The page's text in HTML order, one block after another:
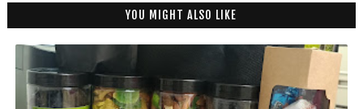
YOU MIGHT ALSO LIKE